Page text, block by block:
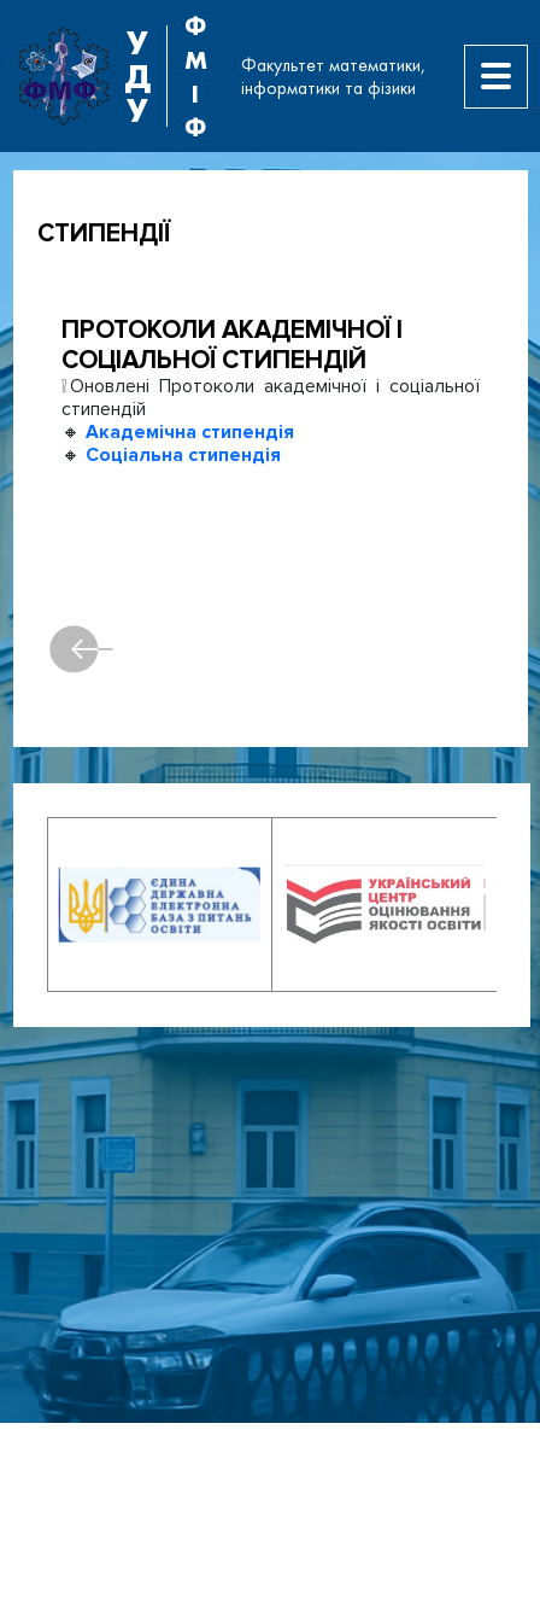
У
Д
У
Ф
М
І
Ф
Факультет математики,
інформатики та фізики
СТИПЕНДІЇ
ПРОТОКОЛИ АКАДЕМІЧНОЇ І
СОЦІАЛЬНОЇ СТИПЕНДІЙ
❕Оновлені Протоколи академічної і соціальної
стипендій
🔸 Академічна стипендія
🔸 Соціальна стипендія